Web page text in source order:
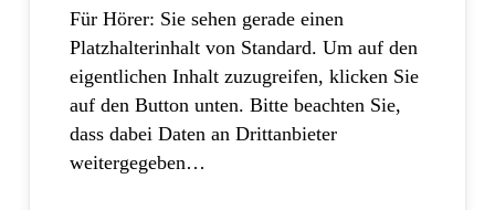
Für Hörer: Sie sehen gerade einen
Platzhalterinhalt von Standard. Um auf den
eigentlichen Inhalt zuzugreifen, klicken Sie
auf den Button unten. Bitte beachten Sie,
dass dabei Daten an Drittanbieter
weitergegeben…